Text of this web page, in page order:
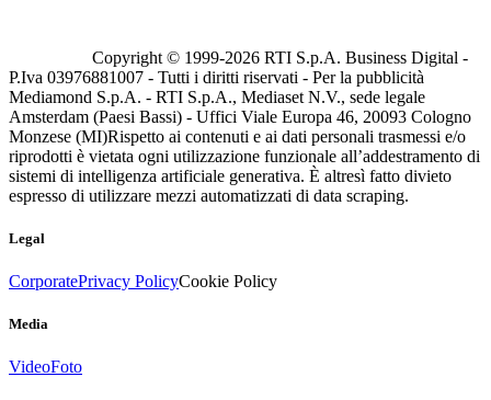
Copyright © 1999-2026 RTI S.p.A. Business Digital -
P.Iva 03976881007 - Tutti i diritti riservati - Per la pubblicità
Mediamond S.p.A. - RTI S.p.A., Mediaset N.V., sede legale
Amsterdam (Paesi Bassi) - Uffici Viale Europa 46, 20093 Cologno
Monzese (MI)Rispetto ai contenuti e ai dati personali trasmessi e/o
riprodotti è vietata ogni utilizzazione funzionale all’addestramento di
sistemi di intelligenza artificiale generativa. È altresì fatto divieto
espresso di utilizzare mezzi automatizzati di data scraping.
Legal
CorporatePrivacy PolicyCookie Policy
Media
VideoFoto